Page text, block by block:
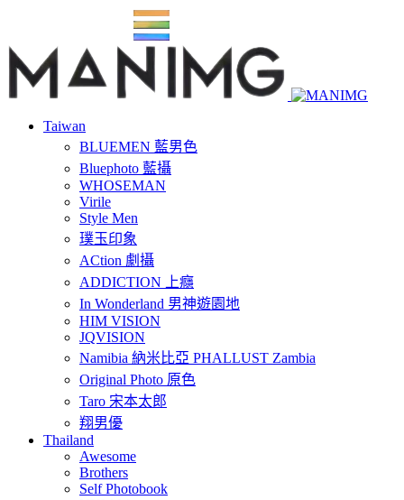
Taiwan
BLUEMEN 藍男色
Bluephoto 藍攝
WHOSEMAN
Virile
Style Men
璞玉印象
ACtion 劇攝
ADDICTION 上癮
In Wonderland 男神遊園地
HIM VISION
JQVISION
Namibia 納米比亞 PHALLUST Zambia
Original Photo 原色
Taro 宋本太郎
翔男優
Thailand
Awesome
Brothers
Self Photobook